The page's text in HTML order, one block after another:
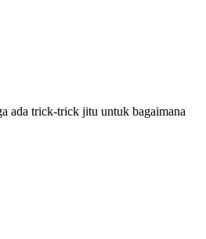
ada trick-trick jitu untuk bagaimana